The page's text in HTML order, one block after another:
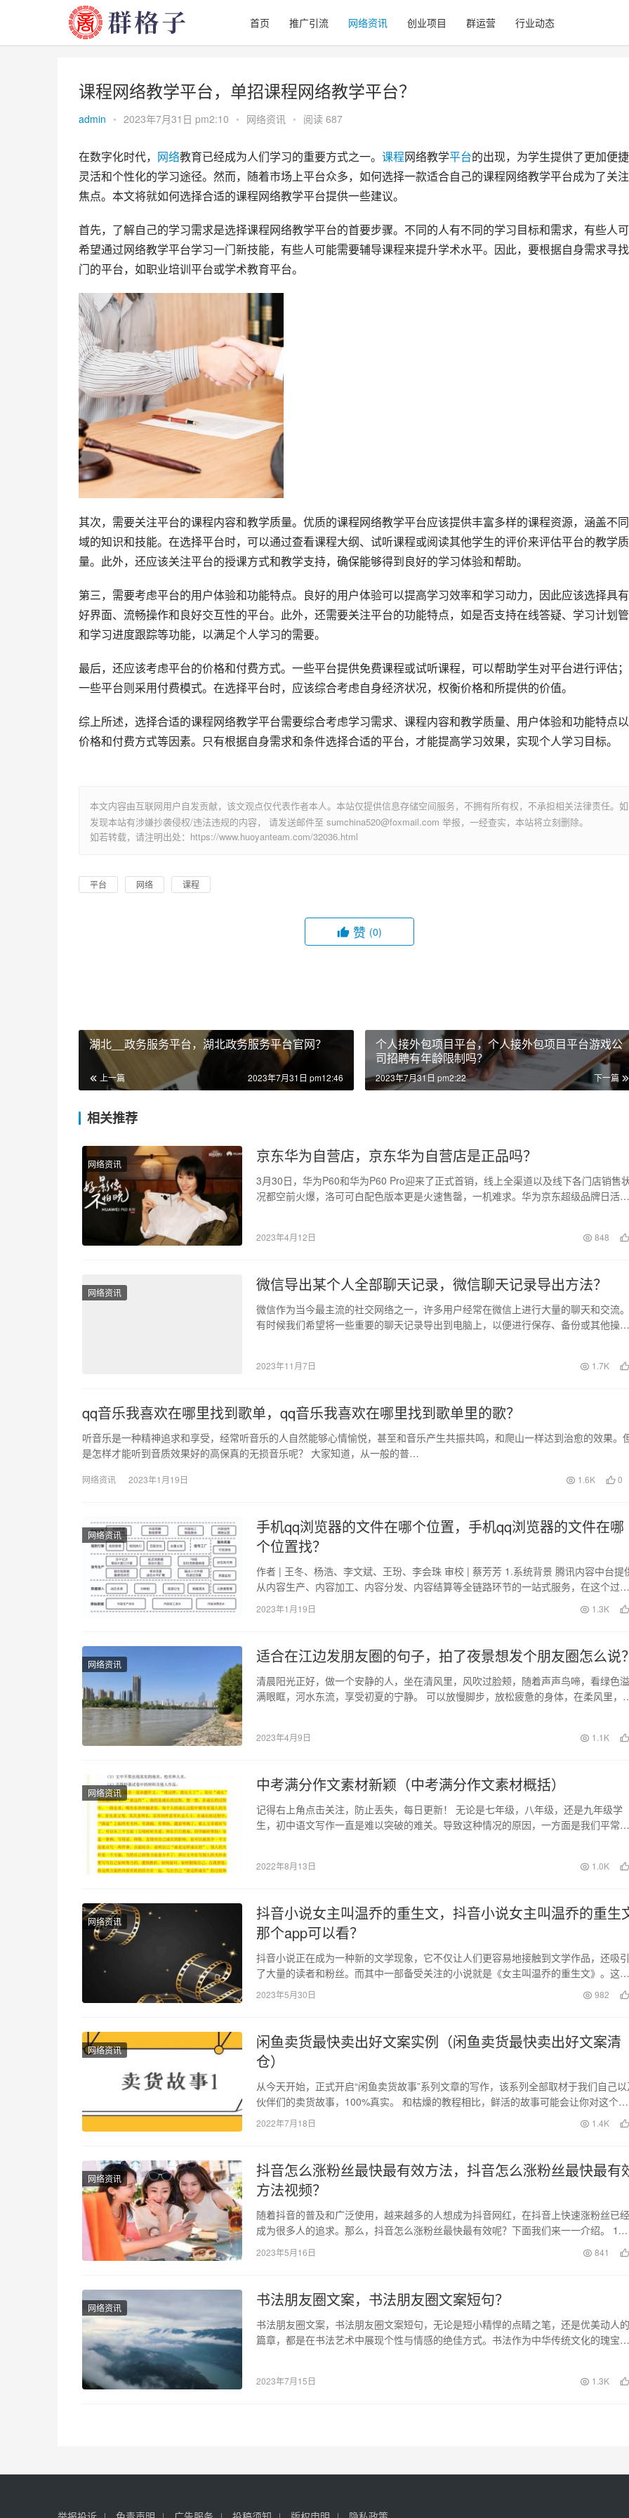
首页 推广引流 网络资讯 创业项目 群运营 行业动态
课程网络教学平台，单招课程网络教学平台？
admin • 2023年7月31日 pm2:10 • 网络资讯 • 阅读 687
在数字化时代， 网络教育已经成为人们学习的重要方式之一。 课程网络教学平台的出现，为学生提供了更加便捷
灵活和个性化的学习途径。然而，随着市场上平台众多，如何选择一款适合自己的课程网络教学平台成为了关
焦点。本文将就如何选择合适的课程网络教学平台提供一些建议。
首先，了解自己的学习需求是选择课程网络教学平台的首要步骤。不同的人有不同的学习目标和需求，有些人
希望通过网络教学平台学习一门新技能，有些人可能需要辅导课程来提升学术水平。因此，要根据自身需求寻
门的平台，如职业培训平台或学术教育平台。
其次，需要关注平台的课程内容和教学质量。优质的课程网络教学平台应该提供丰富多样的课程资源，涵盖不
域的知识和技能。在选择平台时，可以通过查看课程大纲、试听课程或阅读其他学生的评价来评估平台的教学质
量。此外，还应该关注平台的授课方式和教学支持，确保能够得到良好的学习体验和帮助。
第三，需要考虑平台的用户体验和功能特点。良好的用户体验可以提高学习效率和学习动力，因此应该选择具
好界面、流畅操作和良好交互性的平台。此外，还需要关注平台的功能特点，如是否支持在线答疑、学习计划
和学习进度跟踪等功能，以满足个人学习的需要。
最后，还应该考虑平台的价格和付费方式。一些平台提供免费课程或试听课程，可以帮助学生对平台进行评估
一些平台则采用付费模式。在选择平台时，应该综合考虑自身经济状况，权衡价格和所提供的价值。
综上所述，选择合适的课程网络教学平台需要综合考虑学习需求、课程内容和教学质量、用户体验和功能特点
价格和付费方式等因素。只有根据自身需求和条件选择合适的平台，才能提高学习效果，实现个人学习目标。
本文内容由互联网用户自发贡献，该文观点仅代表作者本人。本站仅提供信息存储空间服务，不拥有所有权，不承担相关法律责任。如
发现本站有涉嫌抄袭侵权/违法违规的内容， 请发送邮件至 sumchina520@foxmail.com 举报，一经查实，本站将立刻删除。
如若转载，请注明出处：https://www.huoyanteam.com/32036.html
平台 网络 课程
赞 (0)
湖北__政务服务平台，湖北政务服务平台官网？
上一篇 2023年7月31日 pm12:46
个人接外包项目平台，个人接外包项目平台游戏公
司招聘有年龄限制吗？
下一篇
2023年7月31日 pm2:22
相关推荐
网络资讯 京东华为自营店，京东华为自营店是正品吗？
3月30日，华为P60和华为P60 Pro迎来了正式首销，线上全渠道以及线下各门店销售
况都空前火爆，洛可可白配色版本更是火速售罄，一机难求。华为京东超级品牌日活
2023年4月12日 848
网络资讯 微信导出某个人全部聊天记录，微信聊天记录导出方法？
微信作为当今最主流的社交网络之一，许多用户经常在微信上进行大量的聊天和交流。
有时候我们希望将一些重要的聊天记录导出到电脑上，以便进行保存、备份或其他操
2023年11月7日 1.7K
qq音乐我喜欢在哪里找到歌单，qq音乐我喜欢在哪里找到歌单里的歌？
听音乐是一种精神追求和享受，经常听音乐的人自然能够心情愉悦，甚至和音乐产生共振共鸣，和爬山一样达到治愈的效果。
是怎样才能听到音质效果好的高保真的无损音乐呢？ 大家知道，从一般的普…
网络资讯 2023年1月19日 1.6K 0
网络资讯
手机qq浏览器的文件在哪个位置，手机qq浏览器的文件在哪
个位置找？
作者 | 王冬、杨浩、李文斌、王玢、李会珠 审校 | 蔡芳芳 1.系统背景 腾讯内容中台提
从内容生产、内容加工、内容分发、内容结算等全链路环节的一站式服务，在这个过程
中，会产生大…
2023年1月19日 1.3K
网络资讯 适合在江边发朋友圈的句子，拍了夜景想发个朋友圈怎么说？
清晨阳光正好，做一个安静的人，坐在清风里，风吹过脸颊，随着声声鸟啼，看绿色溢
满眼眶，河水东流，享受初夏的宁静。 可以放慢脚步，放松疲惫的身体，在柔风里，
2023年4月9日 1.1K
网络资讯 中考满分作文素材新颖（中考满分作文素材概括）
记得右上角点击关注，防止丢失，每日更新！ 无论是七年级，八年级，还是九年级学
生，初中语文写作一直是难以突破的难关。导致这种情况的原因，一方面是我们平常的
2022年8月13日 1.0K
网络资讯
抖音小说女主叫温乔的重生文，抖音小说女主叫温乔的重生
那个app可以看？
抖音小说正在成为一种新的文学现象，它不仅让人们更容易地接触到文学作品，还吸引
了大量的读者和粉丝。而其中一部备受关注的小说就是《女主叫温乔的重生文》。这个
故事讲述了一个女孩在重生后，…
2023年5月30日 982
网络资讯
闲鱼卖货最快卖出好文案实例（闲鱼卖货最快卖出好文案清
仓）
从今天开始，正式开启“闲鱼卖货故事”系列文章的写作，该系列全部取材于我们自己以
伙伴们的卖货故事，100%真实。 和枯燥的教程相比，鲜活的故事可能会让你对这个项
目有更贴切的认知。 …
2022年7月18日 1.4K
网络资讯
抖音怎么涨粉丝最快最有效方法，抖音怎么涨粉丝最快最有
方法视频？
随着抖音的普及和广泛使用，越来越多的人想成为抖音网红，在抖音上快速涨粉丝已经
成为很多人的追求。那么，抖音怎么涨粉丝最快最有效呢？下面我们来一一介绍。 1.
引人的内容 想要在抖音上…
2023年5月16日 841
网络资讯 书法朋友圈文案，书法朋友圈文案短句？
书法朋友圈文案，书法朋友圈文案短句，无论是短小精悍的点睛之笔，还是优美动人的
篇章，都是在书法艺术中展现个性与情感的绝佳方式。书法作为中华传统文化的瑰宝，
2023年7月15日 1.3K